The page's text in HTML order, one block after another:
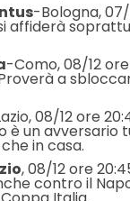
-Bologna, 07/
affiderà
-Como, 08/12
a
08/12 ore
è un
in casa.
, 08/12 ore
contro il